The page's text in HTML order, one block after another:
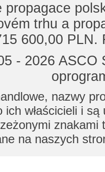
propagace
trhu a
600,00
- 2026
nazwy
właścicieli i
znakami
na naszych